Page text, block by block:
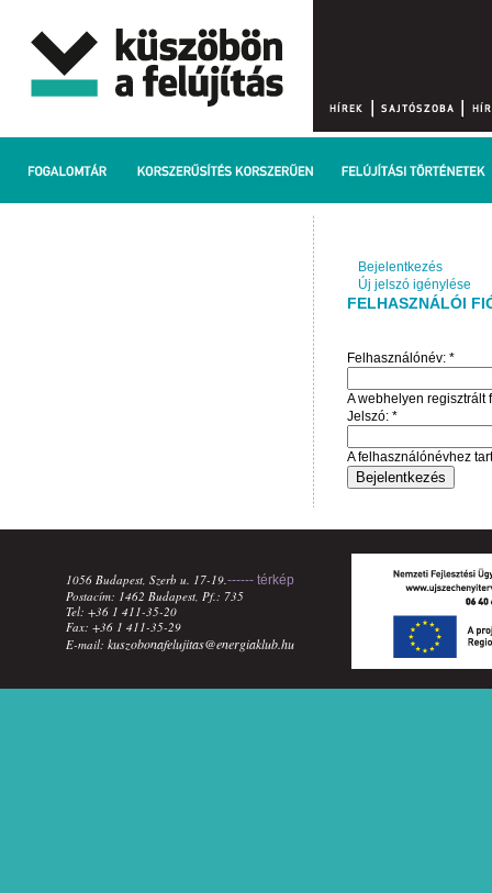
Bejelentkezés
Új jelszó igénylése
FELHASZNÁLÓI
Felhasználónév: *
A webhelyen regisztrált
Jelszó: *
A felhasználónévhez
1056 Budapest, Szerb u. 17-19.------ térkép
Postacím: 1462 Budapest, Pf.: 735
Tel: +36 1 411-35-20
Fax: +36 1 411-35-29
E-mail: kuszobonafelujitas@energiaklub.hu